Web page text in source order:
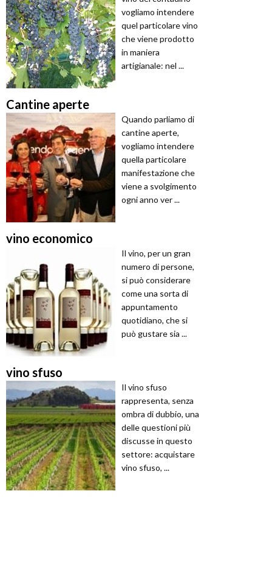
vogliamo intendere
quel particolare vino
che viene prodotto
in maniera
artigianale: nel ...
Cantine aperte
Quando parliamo di
cantine aperte,
vogliamo intendere
quella particolare
manifestazione che
viene a svolgimento
ogni anno ver ...
vino economico
Il vino, per un gran
numero di persone,
si può considerare
come una sorta di
appuntamento
quotidiano, che si
può gustare sia ...
vino sfuso
Il vino sfuso
rappresenta, senza
ombra di dubbio, una
delle questioni più
discusse in questo
settore: acquistare
vino sfuso, ...